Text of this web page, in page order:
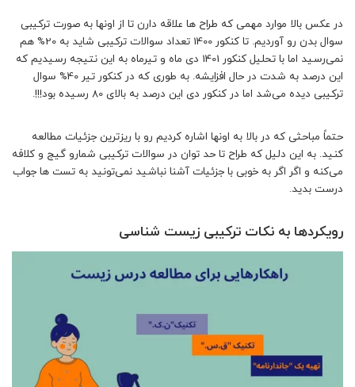
در عکس بالا موارد مهمی که طراح ها علاقه دارن تا از اونها به صورت ترکیبی
سوال بدن رو آوردیم. تا کنکور 1400 تعداد سوالات ترکیبی شاید به 20% هم
نمی‌رسید اما با تحلیل کنکور 1401 دی ماه و تیرماه به این نتیجه رسیدیم که
این درصد به شدت در حال افزایشه. به طوری‌ که در کنکور تیر 40% سوال
ترکیبی دیده می‌شد اما در کنکور دی این درصد به بالای 80 رسیده بود!!!.
حتماً مباحثی که در بالا به اونها اشاره کردیم رو با ریزترین جزئیات مطالعه
کنید. به این دلیل که طراح تا حد توان در سوالات ترکیبی شمارو گیج و کلافه
می‌کنه و اگر اگر به خوبی با جزئیات آشنا نباشید نمی‌تونید به تست ها جواب
درست بدید.
رویکردها به نکات ترکیبی زیست شناسی